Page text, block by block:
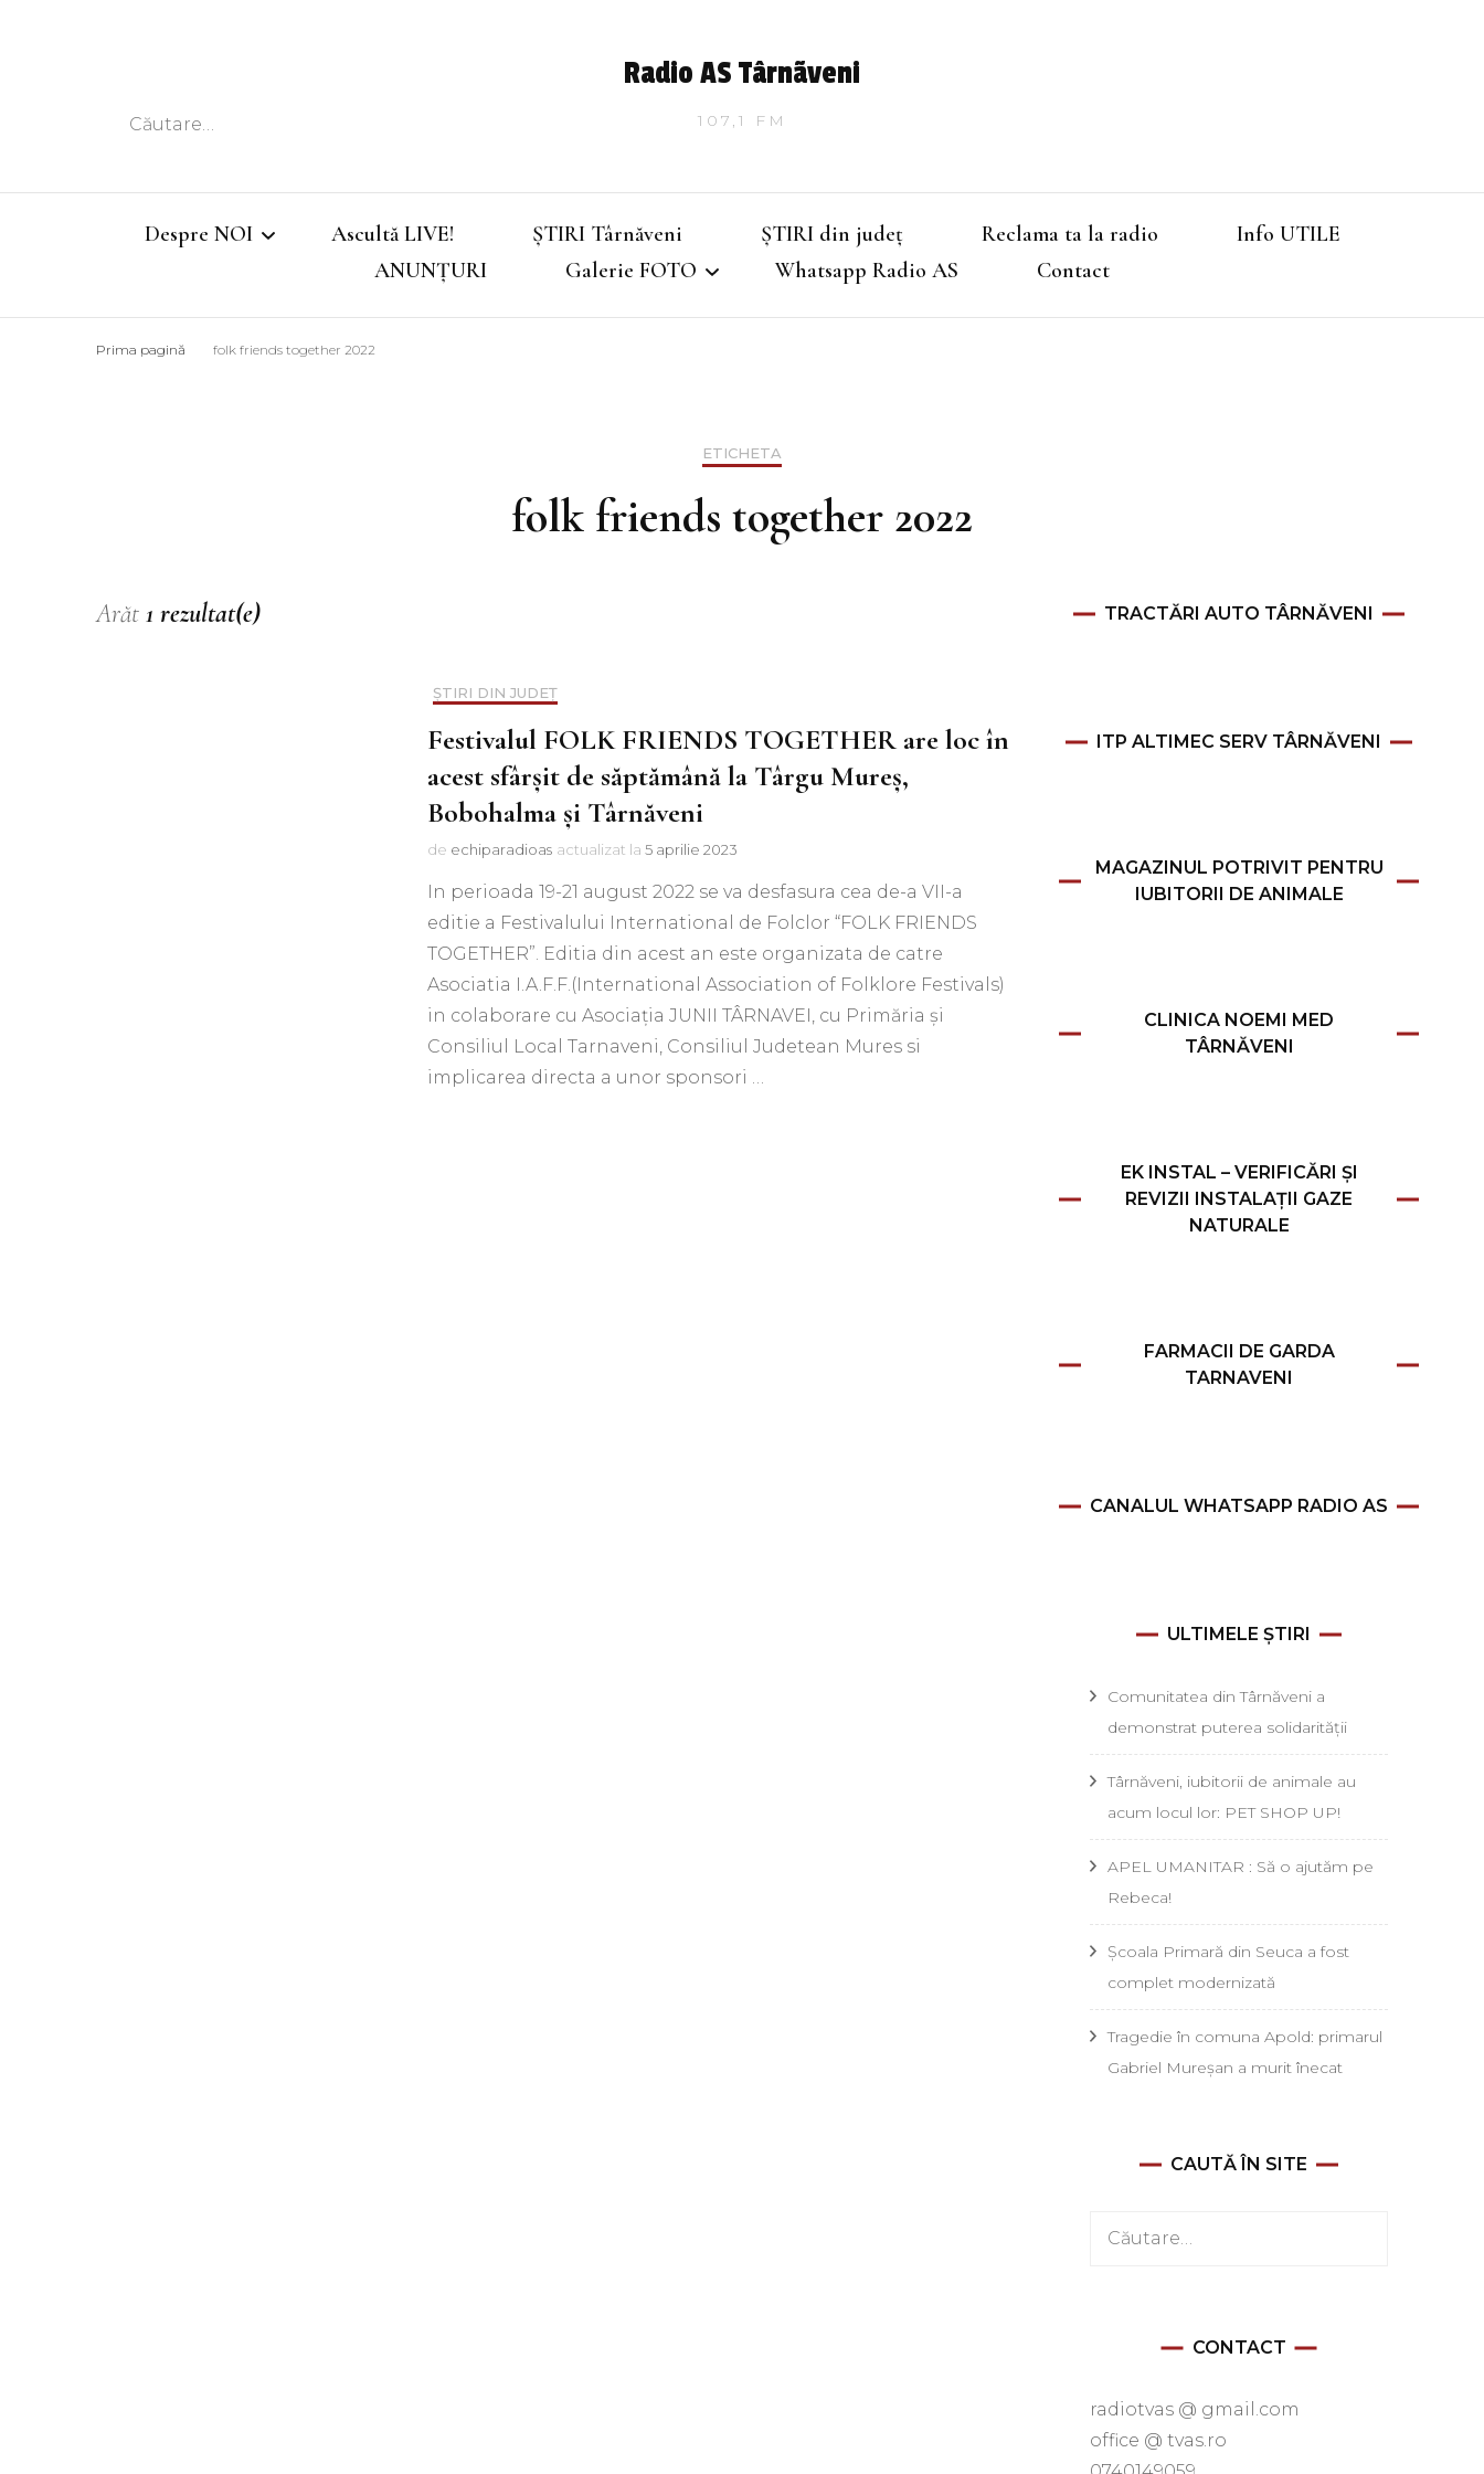
Caută
Radio AS Târnãveni
107,1 FM
Despre NOI
Piesa ta pe 107.1FM
Ascultă LIVE! ȘTIRI Târnăveni ȘTIRI din județ Reclama ta la radio
Info UTILE
ANUNȚURI
Galerie FOTO Whatsapp Radio AS Contact
Prima pagină folk friends together 2022
ETICHETA
folk friends together 2022
Arăt 1 rezultat(e)
ȘTIRI DIN JUDEȚ
Festivalul FOLK FRIENDS TOGETHER are loc în
acest sfârșit de săptămână la Târgu Mureș,
Bobohalma și Târnăveni
de echiparadioas actualizat la 5 aprilie 2023
In perioada 19-21 august 2022 se va desfasura cea de-a VII-a
editie a Festivalului International de Folclor “FOLK FRIENDS
TOGETHER”. Editia din acest an este organizata de catre
Asociatia I.A.F.F.(International Association of Folklore Festivals)
in colaborare cu Asociația JUNII TÂRNAVEI, cu Primăria și
Consiliul Local Tarnaveni, Consiliul Judetean Mures si
implicarea directa a unor sponsori …
TRACTĂRI AUTO TÂRNĂVENI
ITP ALTIMEC SERV TÂRNĂVENI
MAGAZINUL POTRIVIT PENTRU
IUBITORII DE ANIMALE
CLINICA NOEMI MED
TÂRNĂVENI
EK INSTAL – VERIFICĂRI ȘI
REVIZII INSTALAȚII GAZE
NATURALE
FARMACII DE GARDA
TARNAVENI
CANALUL WHATSAPP RADIO AS
ULTIMELE ȘTIRI
Comunitatea din Târnăveni a
demonstrat puterea solidarității
Târnăveni, iubitorii de animale au
acum locul lor: PET SHOP UP!
APEL UMANITAR : Să o ajutăm pe
Rebeca!
Școala Primară din Seuca a fost
complet modernizată
Tragedie în comuna Apold: primarul
Gabriel Mureșan a murit înecat
CAUTĂ ÎN SITE
Caută
CONTACT
radiotvas @ gmail.com
office @ tvas.ro